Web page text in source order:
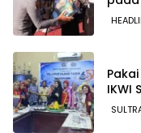
2026
IKWI